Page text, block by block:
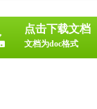
点击下载文档
文档为doc格式